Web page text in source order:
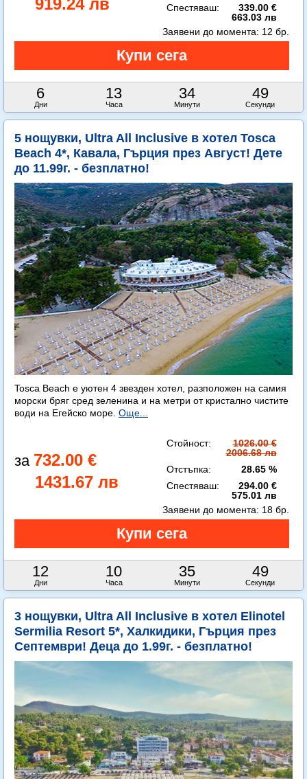
919.24 лв Спестяваш:
339.00 €
663.03 лв
6
Дни
13
Часа
34
Минути
48
Секунди
Заявени до момента: 12 бр.
5 нощувки, Ultra All Inclusive в хотел Tosca
Beach 4*, Кавала, Гърция през Август! Дете
до 11.99г. - безплатно!
Tosca Beach е уютен 4 звезден хотел, разположен на самия
морски бряг сред зеленина и на метри от кристално чистите
води на Егейско море. Още...
732.00 €
1431.67 лв
Стойност:
1026.00 €
2006.68 лв
Отстъпка:
28.65 %
Спестяваш:
294.00 €
575.01 лв
12
Дни
10
Часа
35
Минути
48
Секунди
Заявени до момента: 18 бр.
3 нощувки, Ultra All Inclusive в хотел Elinotel
Sermilia Resort 5*, Халкидики, Гърция през
Септември! Деца до 1.99г. - безплатно!